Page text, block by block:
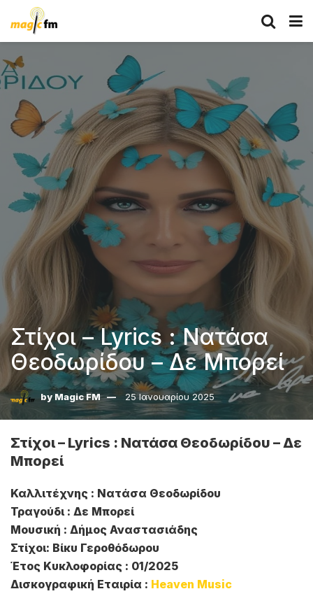
Στίχοι – Lyrics : Νατάσα
Θεοδωρίδου – Δε Μπορεί
by Magic FM 25 Ιανουαρίου 2025
Στίχοι – Lyrics : Νατάσα Θεοδωρίδου – Δε
Μπορεί
Καλλιτέχνης : Νατάσα Θεοδωρίδου
Τραγούδι : Δε Μπορεί
Μουσική : Δήμος Αναστασιάδης
Στίχοι: Βίκυ Γεροθόδωρου
Έτος Κυκλοφορίας : 01/2025
Δισκογραφική Εταιρία : Heaven Music